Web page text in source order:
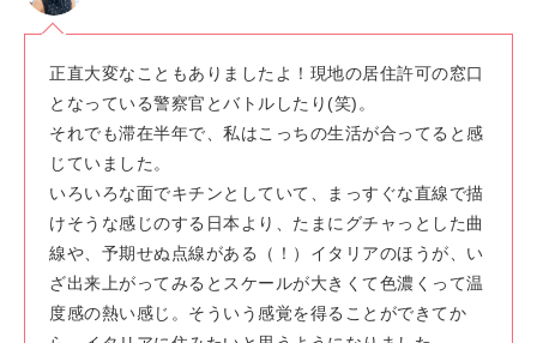
正直大変なこともありましたよ！現地の居住許可の窓口
となっている警察官とバトルしたり(笑)。
それでも滞在半年で、私はこっちの生活が合ってると感
じていました。
いろいろな面でキチンとしていて、まっすぐな直線で描
けそうな感じのする日本より、たまにグチャっとした曲
線や、予期せぬ点線がある（！）イタリアのほうが、い
ざ出来上がってみるとスケールが大きくて色濃くって温
度感の熱い感じ。そういう感覚を得ることができてか